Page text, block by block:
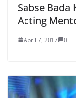
Sabse
Acting
April 7, 2017 0